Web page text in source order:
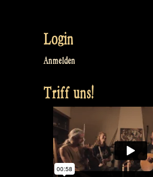
Login
Anmelden
Triff uns!